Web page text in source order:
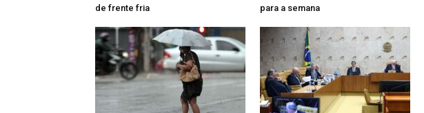
de frente fria
para a semana